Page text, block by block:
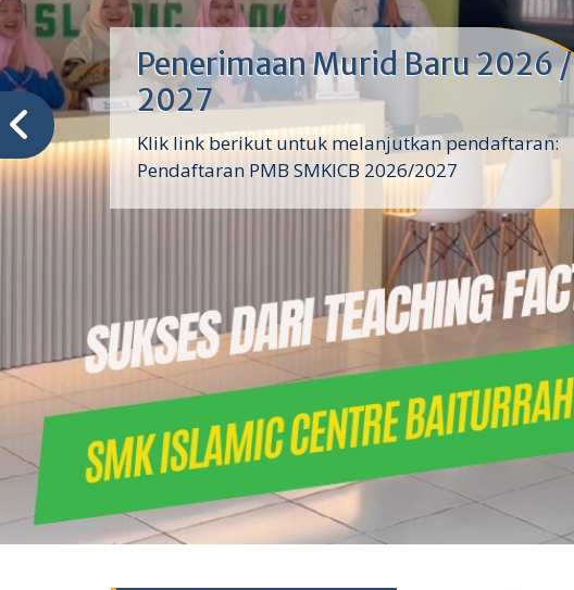
Penerimaan Murid Baru 2026 /
2027
Klik link berikut untuk melanjutkan pendaftaran:
Pendaftaran PMB SMKICB 2026/2027